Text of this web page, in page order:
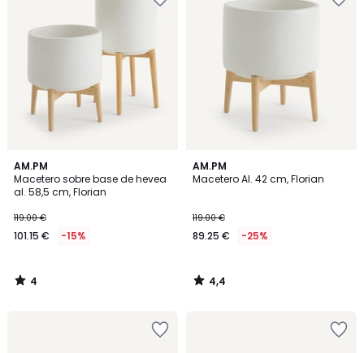
AM.PM
Macetero sobre base de hevea
al. 58,5 cm, Florian
119.00 €
101.15 € -15%
4
/
5
4
/
AM.PM
Macetero Al. 42 cm, Florian
119.00 €
89.25 € -25%
4,4
/ 5
4,4
/